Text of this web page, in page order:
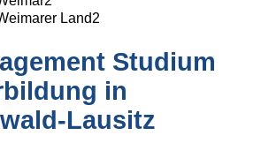
Land2
Studium
in
Lausitz